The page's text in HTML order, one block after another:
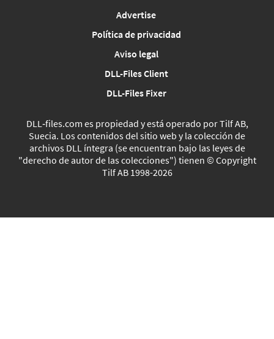
Advertise
Política de privacidad
Aviso legal
DLL-Files Client
DLL-Files Fixer
DLL‑files.com es propiedad y está operado por Tilf AB,
Suecia. Los contenidos del sitio web y la colección de
archivos DLL íntegra (se encuentran bajo las leyes de
"derecho de autor de las colecciones") tienen © Copyright
Tilf AB 1998-2026